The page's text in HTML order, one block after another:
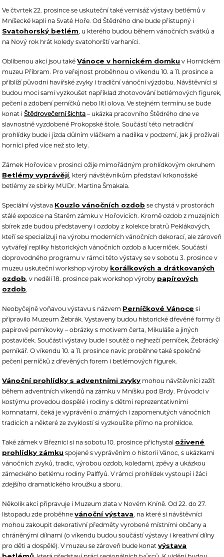
Ve čtvrtek 22. prosince se uskuteční také vernisáž výstavy betlémů v
Mníšecké kapli na Svaté Hoře. Od Štědrého dne bude přístupný i
Svatohorský betlém, u kterého budou během vánočních svátků a
na Nový rok hrát koledy svatohorští varhaníci.
Oblíbenou akcí jsou takéVánoce v hornickém domku v Hornickém
muzeu Příbram. Pro veřejnost proběhnou o víkendu 10. a 11. prosince a
přiblíží původní havířské zvyky i tradiční vánoční výzdobu. Návštěvníci si
budou moci sami vyzkoušet například zhotovování betlémových figurek,
pečení a zdobení perníčků nebo lití olova. Ve stejném termínu se bude
konat iŠtědrovečerní šichta – ukázka pracovního Štědrého dne ve
slavnostně vyzdobené Prokopské štole. Součástí této netradiční
prohlídky bude i jízda důlním vláčkem a nadílka v podzemí, jak ji prožívali
horníci před více než sto lety.
Zámek Hořovice v prosinci ožije mimořádným prohlídkovým okruhem
Betlémy vyprávějí, který návštěvníkům představí krkonošské
betlémy ze sbírky MUDr. Martina Šmakala.
Speciální výstava Kouzlo vánočních ozdob se chystá v prostorách
stálé expozice na Starém zámku v Hořovicích. Kromě ozdob z muzejních
sbírek zde budou představeny i ozdoby z kolekce bratrů Peklákových,
kteří se specializují na výrobu moderních vánočních dekorací, ale zároveň
vytvářejí repliky historických vánočních ozdob a lucerniček. Součástí
doprovodného programu v rámci této výstavy se v sobotu 3. prosince v
muzeu uskuteční workshop výroby korálkových a drátkovaných
ozdob, v neděli 18. prosince pak workshop výroby papírových
ozdob.
Neobyčejně voňavou výstavu s názvem Perníčkové Vánoce si
připravilo Muzeum Žebrák. Vystaveny budou historické dřevěné formy či
papírové perníkovky – obrázky s motivem čerta, Mikuláše a jiných
postaviček. Součástí výstavy bude i soutěž o nejhezčí perníček, Žebrácký
perníkář. O víkendu 10. a 11. prosince navíc proběhne také společné
pečení perníčků z dřevěných forem i betlémových figurek.
Vánoční prohlídky s adventními zvyky mohou návštěvníci zažít
během adventních víkendů na zámku v Mníšku pod Brdy. Průvodci v
kostýmu provedou dospělé i rodiny s dětmi reprezentativními
komnatami, čeká je vyprávění o známých i zapomenutých vánočních
tradicích a některé ze zvyklostí si vyzkoušíte přímo na prohlídce.
Také zámek v Březnici si na sobotu 10. prosince přichystal oživené
prohlídky zámku spojené s vyprávěním o historii Vánoc, s ukázkami
vánočních zvyků, tradic, výrobou ozdob, koledami, zpěvy a ukázkou
zámeckého betlému rodiny Palffyů. V rámci prohlídek vystoupí i žáci
zdejšího dramatického kroužku a sboru.
Několik akcí připravuje i Muzeum zlata v Novém Kníně. Od 22. do 27.
listopadu zde proběhnevánoční výstava, na které si návštěvníci
mohou zakoupit dekorativní předměty vyrobené místními občany a
chráněnými dílnami (o víkendu budou součástí výstavy i kreativní dílny
pro děti a dospělé). V muzeu se zároveň bude konatvýstava